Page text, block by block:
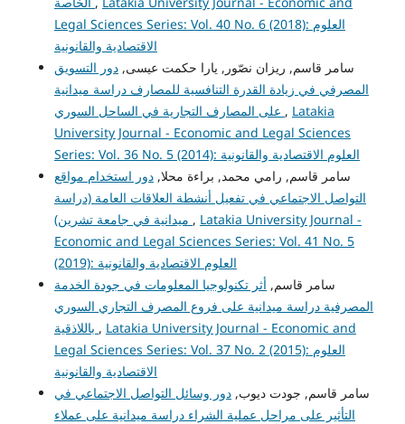
Legal Sciences Series: Vol. 40 No. 6 (2018): العلوم
الاقتصادية والقانونية
سامر قاسم, ريزان نصّور, يارا حكمت عيسى,دور التسويق
المصرفي في زيادة القدرة التنافسية للمصارف دراسة ميدانية
, Latakia
University Journal - Economic and Legal Sciences
Series: Vol. 36 No. 5 (2014): العلوم الاقتصادية والقانونية
سامر قاسم, رامي محمد, براءة محلا,دور استخدام مواقع
التواصل الاجتماعي في تفعيل أنشطة العلاقات العامة (دراسة
, Latakia University Journal -
Economic and Legal Sciences Series: Vol. 41 No. 5
(2019): العلوم الاقتصادية والقانونية
سامر قاسم, أثر تكنولوجيا المعلومات في جودة الخدمة
المصرفية دراسة ميدانية على فروع المصرف التجاري السوري
, Latakia University Journal - Economic and
Legal Sciences Series: Vol. 37 No. 2 (2015): العلوم
الاقتصادية والقانونية
سامر قاسم, جودت ديوب,دور وسائل التواصل الاجتماعي في
التأثير على مراحل عملية الشراء دراسة ميدانية على عملاء